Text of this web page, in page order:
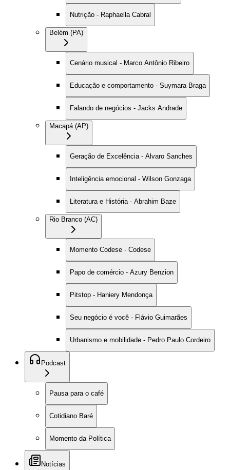
Nutrição - Raphaella Cabral
Belém (PA)
Cenário musical - Marco Antônio Ribeiro
Educação e comportamento - Suymara Braga
Falando de negócios - Jacks Andrade
Macapá (AP)
Geração de Excelência - Alvaro Sanches
Inteligência emocional - Wilson Gonzaga
Literatura e História - Abrahim Baze
Rio Branco (AC)
Momento Codese - Codese
Papo de comércio - Azury Benzion
Pitstop - Haniery Mendonça
Seu negócio é você - Flávio Guimarães
Urbanismo e mobilidade - Pedro Paulo Cordeiro
Podcast
Pausa para o café
Cotidiano Baré
Momento da Política
Notícias